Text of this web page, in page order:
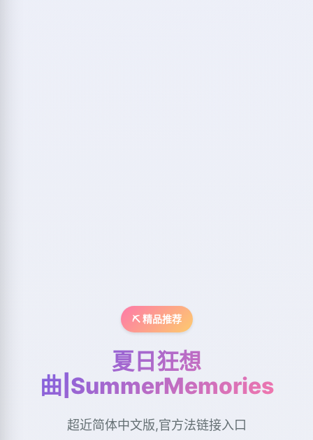
⛏️ 精品推荐
夏日狂想
曲|SummerMemories
超近简体中文版,官方法链接入口